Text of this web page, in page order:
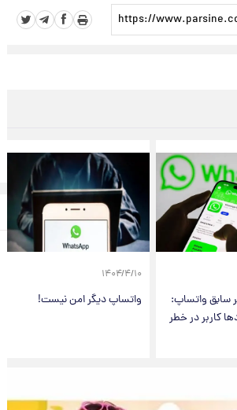
سابق واتساپ:
کاربر در خطر
۱۴۰۴/۴/۱۰
واتساپ دیگر امن نیست!